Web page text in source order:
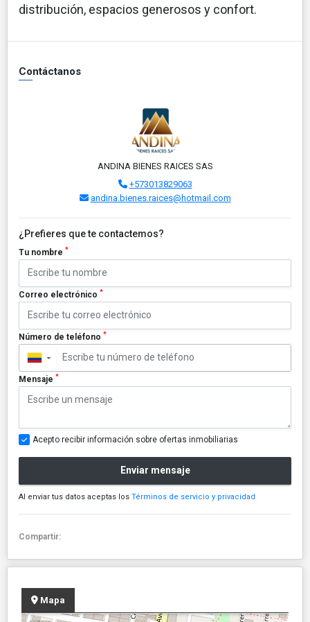
distribución, espacios generosos y confort.
Contáctanos
ANDINA BIENES RAICES SAS
+573013829063
andina.bienes.raices@hotmail.com
¿Prefieres que te contactemos?
Tu nombre *
Correo electrónico *
Número de teléfono *
▼
Mensaje *
Acepto recibir información sobre ofertas inmobiliarias
Enviar mensaje
Al enviar tus datos aceptas los Términos de servicio y privacidad
Compartir:
Mapa